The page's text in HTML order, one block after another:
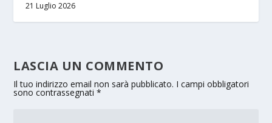
21 Luglio 2026
LASCIA UN COMMENTO
Il tuo indirizzo email non sarà pubblicato. I campi obbligatori
sono contrassegnati*